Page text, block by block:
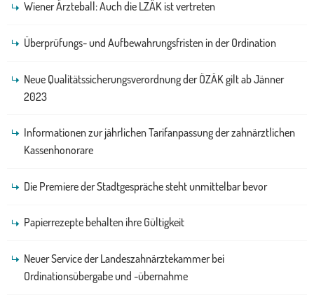
Wiener Ärzteball: Auch die LZÄK ist vertreten
Überprüfungs- und Aufbewahrungsfristen in der Ordination
Neue Qualitätssicherungsverordnung der ÖZÄK gilt ab Jänner
2023
Informationen zur jährlichen Tarifanpassung der zahnärztlichen
Kassenhonorare
Die Premiere der Stadtgespräche steht unmittelbar bevor
Papierrezepte behalten ihre Gültigkeit
Neuer Service der Landeszahnärztekammer bei
Ordinationsübergabe und -übernahme